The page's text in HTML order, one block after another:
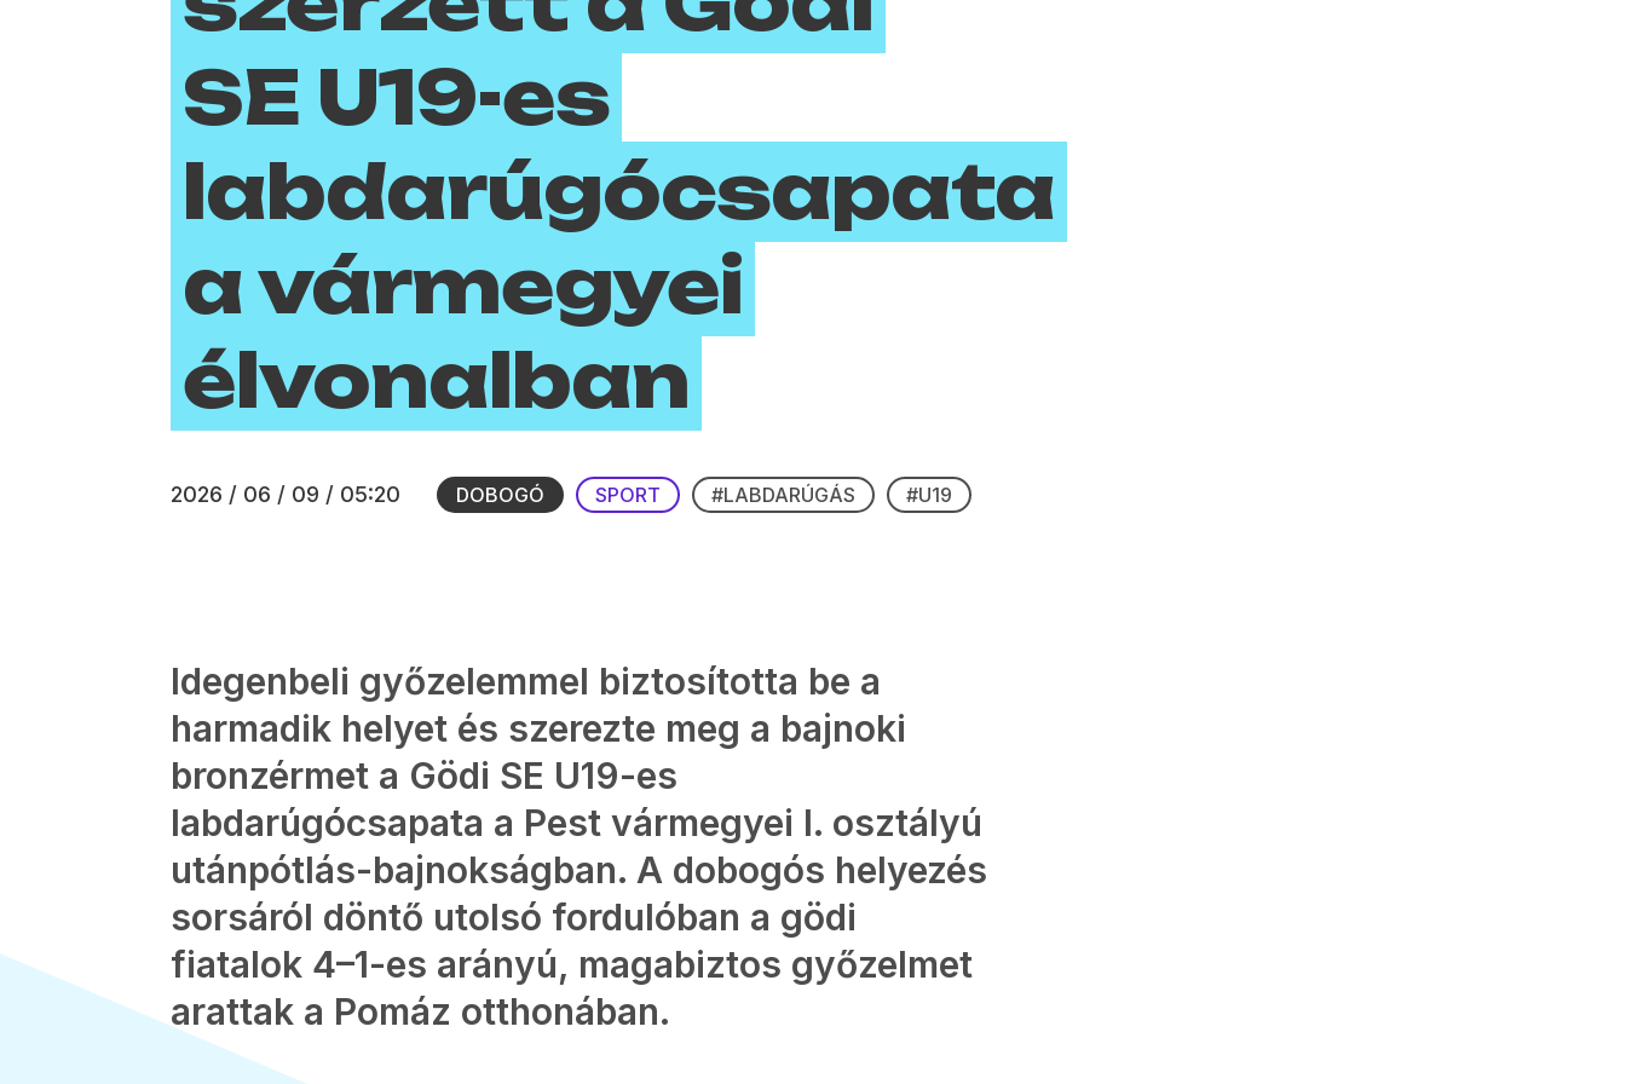
SE U19-es
labdarúgócsapata
a vármegyei
élvonalban
2026 / 06 / 09 / 05:20 DOBOGÓ SPORT #LABDARÚGÁS #U19
Idegenbeli győzelemmel biztosította be a
harmadik helyet és szerezte meg a bajnoki
bronzérmet a Gödi SE U19-es
labdarúgócsapata a Pest vármegyei I. osztályú
utánpótlás-bajnokságban. A dobogós helyezés
sorsáról döntő utolsó fordulóban a gödi
fiatalok 4–1-es arányú, magabiztos győzelmet
arattak a Pomáz otthonában.